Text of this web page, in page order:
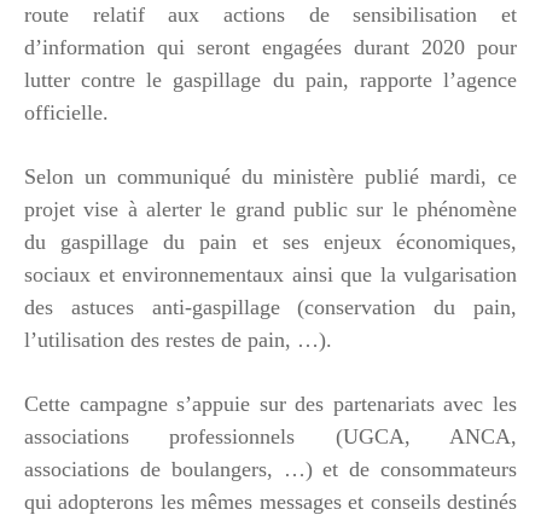
route relatif aux actions de sensibilisation et
d’information qui seront engagées durant 2020 pour
lutter contre le gaspillage du pain, rapporte l’agence
officielle.
Selon un communiqué du ministère publié mardi, ce
projet vise à alerter le grand public sur le phénomène
du gaspillage du pain et ses enjeux économiques,
sociaux et environnementaux ainsi que la vulgarisation
des astuces anti-gaspillage (conservation du pain,
l’utilisation des restes de pain, …).
Cette campagne s’appuie sur des partenariats avec les
associations professionnels (UGCA, ANCA,
associations de boulangers, …) et de consommateurs
qui adopterons les mêmes messages et conseils destinés